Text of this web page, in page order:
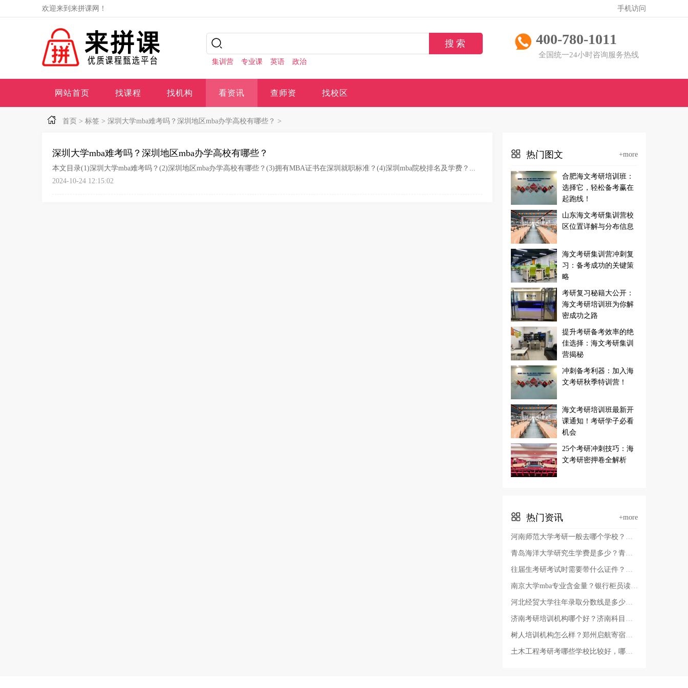
欢迎来到来拼课网！ 手机访问
集训营 专业课 英语 政治
400-780-1011
全国统一24小时咨询服务热线
网站首页 找课程 找机构 看资讯 查师资 找校区
首页 > 标签 > 深圳大学mba难考吗？深圳地区mba办学高校有哪些？ >
深圳大学mba难考吗？深圳地区mba办学高校有哪些？
本文目录(1)深圳大学mba难考吗？(2)深圳地区mba办学高校有哪些？(3)拥有MBA证书在深圳就职标准？(4)深圳mba院校排名及学费？...
2024-10-24 12:15:02
热门图文 +more
合肥海文考研培训班：
选择它，轻松备考赢在
起跑线！
山东海文考研集训营校
区位置详解与分布信息
海文考研集训营冲刺复
习：备考成功的关键策
略
考研复习秘籍大公开：
海文考研培训班为你解
密成功之路
提升考研备考效率的绝
佳选择：海文考研集训
营揭秘
冲刺备考利器：加入海
文考研秋季特训营！
海文考研培训班最新开
课通知！考研学子必看
机会
25个考研冲刺技巧：海
文考研密押卷全解析
热门资讯 +more
河南师范大学考研一般去哪个学校？河南师范大学有几个校区及校区地址，哪个校区最好？
青岛海洋大学研究生学费是多少？青岛考研哪个学校容易考上？
往届生考研考试时需要带什么证件？考研报名证件照要求？
南京大学mba专业含金量？银行柜员读非全日制硕士有用吗？
河北经贸大学往年录取分数线是多少？河北经贸大学审计专硕好考吗
济南考研培训机构哪个好？济南科目二考试费用？
树人培训机构怎么样？郑州启航寄宿考研辅导班多少费用？
土木工程考研考哪些学校比较好，哪些学校的土木工程教育质量高？辽宁省土木工程考研学校排名？